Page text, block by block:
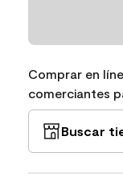
Comprar en
comerciantes
Buscar